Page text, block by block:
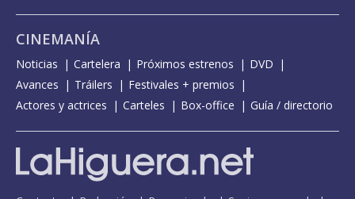
CINEMANÍA
Noticias Cartelera Próximos estrenos
DVD
Avances
Tráilers
Festivales + premios
Actores y actrices
Carteles Box-office Guía / directorio